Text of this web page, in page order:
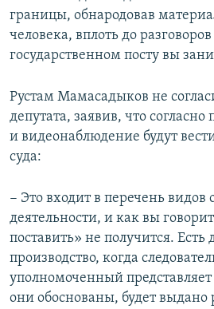
границы, обнародовав
человека, вплоть до
государственном посту вы
Рустам Мамасадыков не
депутата, заявив, что
и видеонаблюдение будут
суда:
− Это входит в перечень видов
деятельности, и как вы
поставить» не получится. Есть
производство, когда
уполномоченный
они обоснованы, будет